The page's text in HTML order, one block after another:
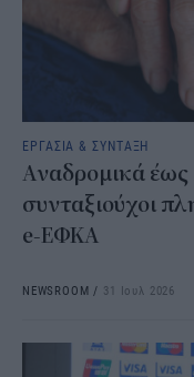
ΕΡΓΑΣΙΑ & ΣΥΝΤΑΞΗ
Αναδρομικά έως
συνταξιούχοι
e-ΕΦΚΑ
NEWSROOM / 31 Ιουλ 2026